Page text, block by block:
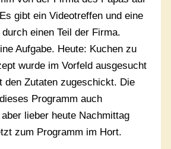
gibt ein Videotreffen und eine
einen Teil der Firma.
Aufgabe. Heute: Kuchen zu
wurde im Vorfeld ausgesucht
den Zutaten zugeschickt. Die
Programm auch
lieber heute Nachmittag
zum Programm im Hort.